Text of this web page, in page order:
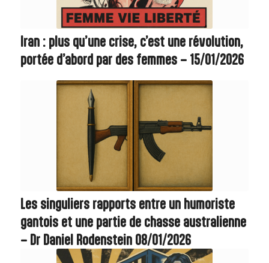
Iran : plus qu’une crise, c’est une révolution,
portée d’abord par des femmes – 15/01/2026
Les singuliers rapports entre un humoriste
gantois et une partie de chasse australienne
– Dr Daniel Rodenstein 08/01/2026